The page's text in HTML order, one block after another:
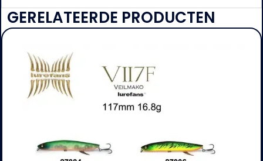
GERELATEERDE PRODUCTEN